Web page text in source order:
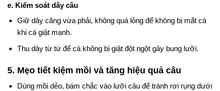
e. Kiểm soát dây câu
Giữ dây căng vừa phải, không quá lỏng để không bị mất cá
khi cá giật mạnh.
Thu dây từ từ để cá không bị giật đột ngột gây bung lưỡi.
5. Mẹo tiết kiệm mồi và tăng hiệu quả câu
Dùng mồi dẻo, bám chắc vào lưỡi câu để tránh rơi rụng dưới